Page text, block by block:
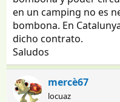
en un camping no es
bombona. En
dicho contrato.
Saludos
mercè67
locuaz